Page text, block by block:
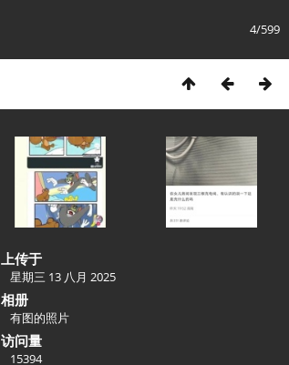
4/599
上传于
星期三 13 八月 2025
相册
有图的照片
访问量
15394